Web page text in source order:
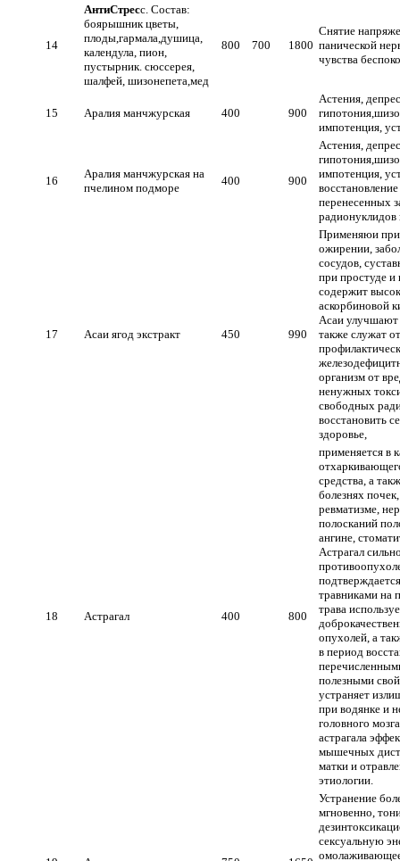
14
АнтиСтресс. Состав:
боярышник цветы,
плоды,гармала,душица,
календула, пион,
пустырник. сюссерея,
шалфей, шизонепета,мед
800 700 1800
Снятие
панической
чувства
15 Аралия манчжурская 400 900
Астения,
импотенция,
16
Аралия манчжурская на
пчелином подморе
400 900
Астения,
импотенция,
перенесенных
радионуклидов
17 Асаи ягод экстракт 450 990
Применяюи при
ожирении,
сосудов,
при простуде и
содержит
аскорбиновой
Асаи улучшают
также служат
организм от
ненужных
свободных
восстановить
здоровье,
18 Астрагал 400 800
применяется в
средства, а
болезнях
ревматизме,
полосканий
ангине,
Астрагал
травниками на
трава
опухолей, а
в период
полезными
устраняет
при водянке и
головного
астрагала
мышечных
матки и
этиологии.
Устранение
мгновенно,
сексуальную